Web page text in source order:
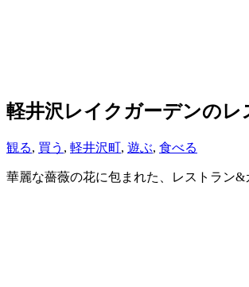
軽井沢レイクガーデンの
観る, 買う , 軽井沢町, 遊ぶ, 食べる
華麗な薔薇の花に包まれた、レストラン